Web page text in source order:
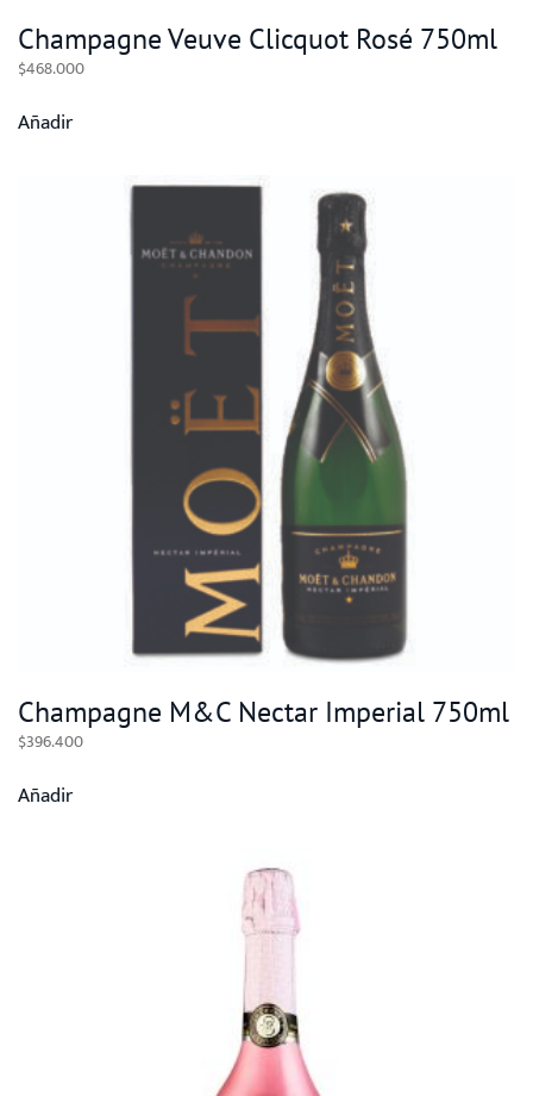
Champagne Veuve Clicquot Rosé 750ml
$468.000
Añadir
Champagne M&C Nectar Imperial 750ml
$396.400
Añadir